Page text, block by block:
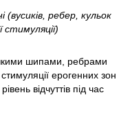
ребер, кульок
шипами, ребрами
ерогенних зон
відчуттів під час